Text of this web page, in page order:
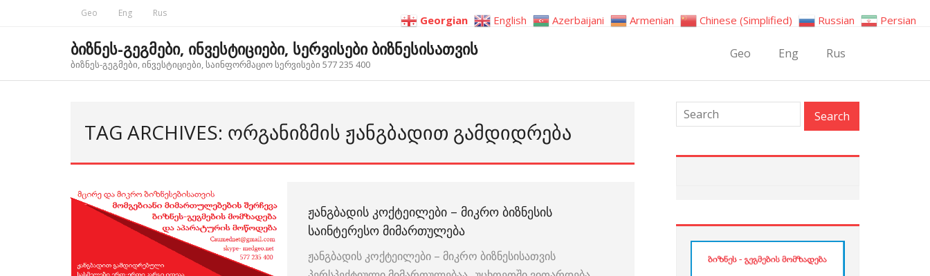
Geo Eng Rus
ბიზნეს-გეგმები, ინვესტიციები, სერვისები ბიზნესისათვის
ბიზნეს-გეგმები, ინვესტიციები, საინფორმაციო სერვისები 577 235 400
Geo Eng Rus
TAG ARCHIVES: ᲝᲠᲒᲐᲜᲘᲖᲛᲘᲡ ᲟᲐᲜᲒᲑᲐᲓᲘᲗ ᲒᲐᲛᲓᲘᲓᲠᲔᲑᲐ
ᲟᲐᲜᲒᲑᲐᲓᲘᲡ ᲙᲝᲥᲢᲔᲘᲚᲔᲑᲘ – ᲛᲘᲙᲠᲝ ᲑᲘᲖᲜᲔᲡᲘᲡ
ᲡᲐᲘᲜᲢᲔᲠᲔᲡᲝ ᲛᲘᲛᲐᲠᲗᲣᲚᲔᲑᲐ
ჟანგბადის კოქტეილები – მიკრო ბიზნესისათვის
Georgian English Azerbaijani Armenian Chinese (Simplified) Russian Persian